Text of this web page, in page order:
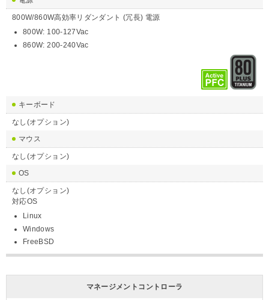
800W/860W高効率リダンダント (冗長) 電源
800W: 100-127Vac
860W: 200-240Vac
キーボード
なし(オプション)
マウス
なし(オプション)
OS
なし(オプション)
対応OS
Linux
Windows
FreeBSD
マネージメントコントローラ